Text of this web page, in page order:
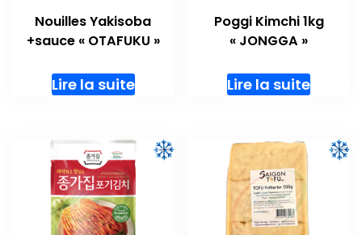
Nouilles Yakisoba
+sauce « OTAFUKU »
Lire la suite
Poggi Kimchi 1kg
« JONGGA »
Lire la suite